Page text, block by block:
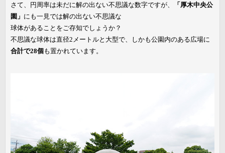
さて、円周率は未だに解の出ない不思議な数字ですが、
「厚木中央公
園」 にも一見では解の出ない不思議な
球体があることをご存知でしょうか？
不思議な球体は直径2メートルと大型で、しかも公園内のある広場に
合計で28個も置かれています。